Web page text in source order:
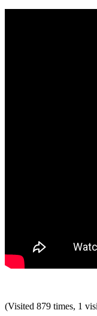
(Visited 879 times, 1